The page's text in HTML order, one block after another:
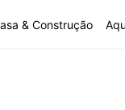
& Construção